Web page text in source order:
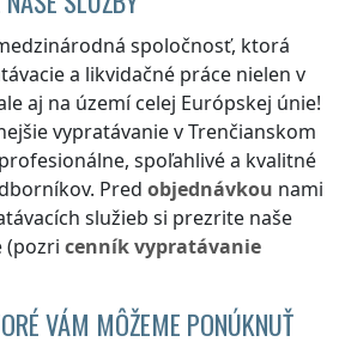
spoločnosť, ktorá
a likvidačné práce nielen v
aj na území celej Európskej únie!
vypratávaniev Trenčianskom
spoľahlivé a kvalitné
Pred objednávkou nami
služieb si prezrite naše
(pozri cenníkvypratávanie
VÁM MÔŽEME PONÚKNUŤ